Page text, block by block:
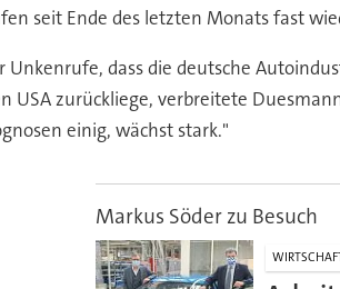
seit Ende des letzten Monats fast
Unkenrufe, dass die deutsche
USA zurückliege, verbreitete
einig, wächst stark."
Markus Söder zu Besuch